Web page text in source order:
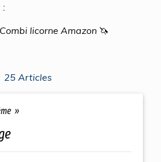
:
licorne Amazon 🦄
25 Articles
»